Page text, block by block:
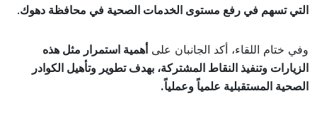
التي تسهم في رفع مستوى الخدمات الصحية في محافظة دهوك.
وفي ختام اللقاء، أكد الجانبان على أهمية استمرار مثل هذه
الزيارات وتنفيذ النقاط المشتركة، بهدف تطوير وتأهيل الكوادر
الصحية المستقبلية علمياً وعملياً.